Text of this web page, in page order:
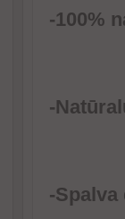
-100%
-
-Spalva